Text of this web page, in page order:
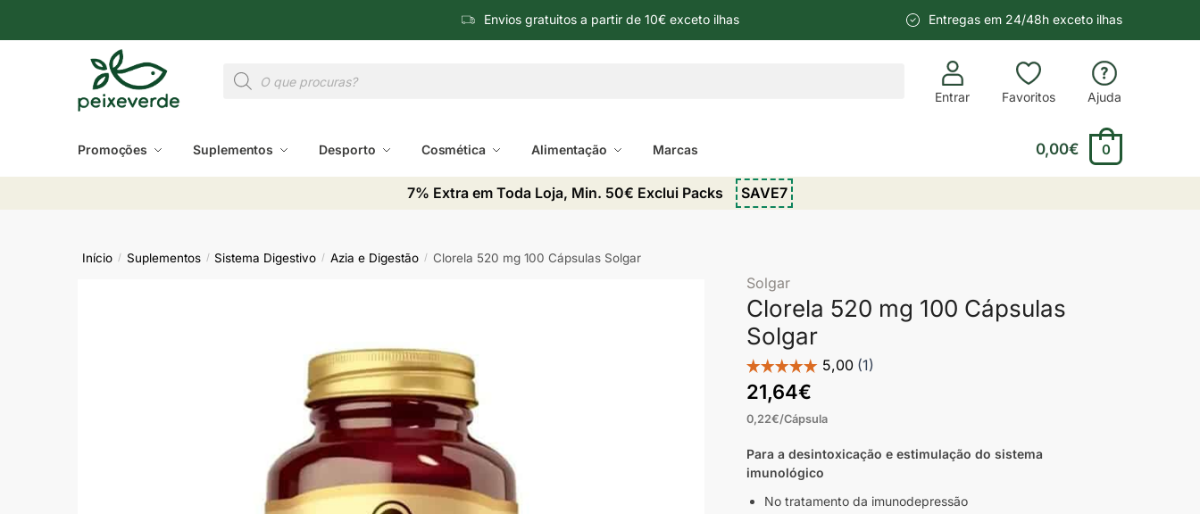
Envios gratuitos a partir de 10€ exceto ilhas Entregas em 24/48h exceto ilhas
Entrar Favoritos Ajuda
Promoções Suplementos Desporto Cosmética Alimentação Marcas 0,00€ 0
7% Extra em Toda Loja, Min. 50€ Exclui Packs SAVE7
Início / Suplementos / Sistema Digestivo / Azia e Digestão / Clorela 520 mg 100 Cápsulas Solgar
Solgar
Clorela 520 mg 100 Cápsulas
Solgar
21,64€
0,22€/Cápsula
Para a desintoxicação e estimulação do sistema
imunológico
No tratamento da imunodepressão